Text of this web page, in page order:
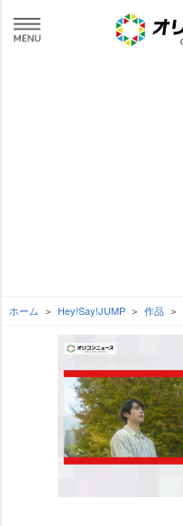
ホーム Hey!Say!JUMP 作品